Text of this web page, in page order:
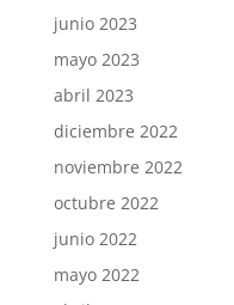
junio 2023
mayo 2023
abril 2023
diciembre 2022
noviembre 2022
octubre 2022
junio 2022
mayo 2022